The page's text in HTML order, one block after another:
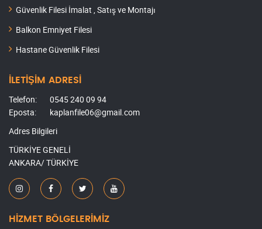
Güvenlik Filesi İmalat , Satış ve Montajı
Balkon Emniyet Filesi
Hastane Güvenlik Filesi
İLETİŞİM ADRESİ
Telefon:
0545 240 09 94
Eposta:
kaplanfile06@gmail.com
Adres Bilgileri
TÜRKİYE GENELİ
ANKARA/ TÜRKİYE
HİZMET BÖLGELERİMİZ